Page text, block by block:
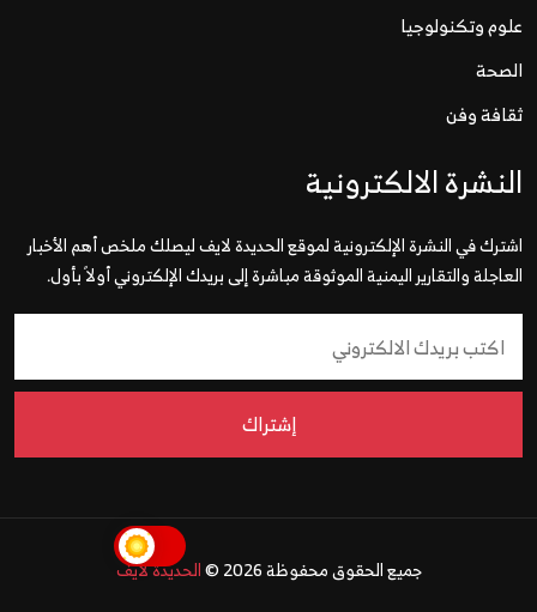
علوم وتكنولوجيا
الصحة
ثقافة وفن
النشرة الالكترونية
اشترك في النشرة الإلكترونية لموقع الحديدة لايف ليصلك ملخص أهم الأخبار
العاجلة والتقارير اليمنية الموثوقة مباشرة إلى بريدك الإلكتروني أولاً بأول.
إشتراك
جميع الحقوق محفوظة 2026 © الحديدة لايف